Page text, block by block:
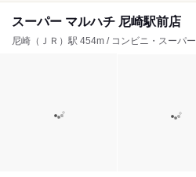
スーパー マルハチ 尼崎駅前店
尼崎（ＪＲ）駅 454m / コンビニ・スーパー